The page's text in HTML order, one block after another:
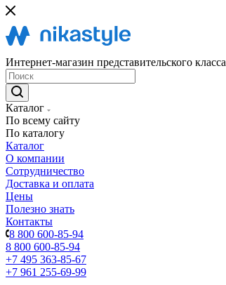
Интернет-магазин представительского класса
Каталог
По всему сайту
По каталогу
Каталог
О компании
Сотрудничество
Доставка и оплата
Цены
Полезно знать
Контакты
8 800 600-85-94
8 800 600-85-94
+7 495 363-85-67
+7 961 255-69-99